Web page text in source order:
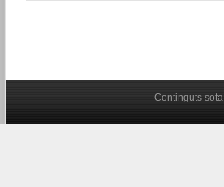
Continguts sota